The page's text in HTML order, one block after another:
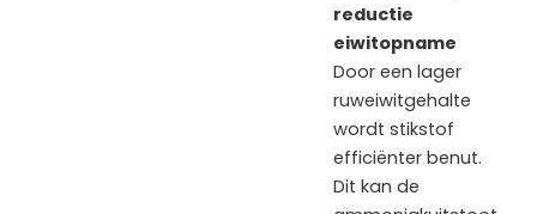
reductie
eiwitopname
Door een lager
ruweiwitgehalte
wordt stikstof
efficiënter benut.
Dit kan de